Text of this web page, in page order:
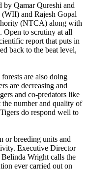
by Qamar Qureshi and
and Rajesh Gopal
(NTCA) along with
Open to scrutiny at all
report that puts in
back to the beat level,
are also doing
are decreasing and
and co-predators like
number and quality of
do respond well to
or breeding units and
Executive Director
Wright calls the
ever carried out on